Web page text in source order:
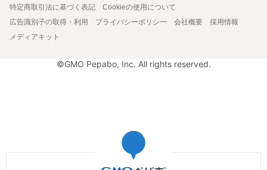
特定商取引法に基づく表記
Cookieの使用について
広告識別子の取得・利用
プライバシーポリシー 会社概要
採用情報
メディアキット
©GMO Pepabo, Inc. All rights reserved.